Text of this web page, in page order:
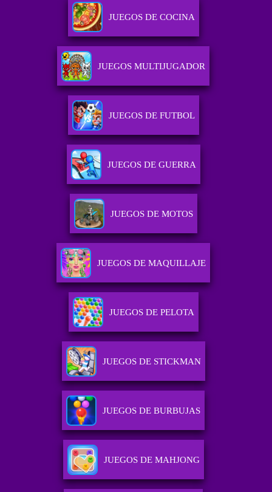
JUEGOS DE COCINA
JUEGOS MULTIJUGADOR
JUEGOS DE FUTBOL
JUEGOS DE GUERRA
JUEGOS DE MOTOS
JUEGOS DE MAQUILLAJE
JUEGOS DE PELOTA
JUEGOS DE STICKMAN
JUEGOS DE BURBUJAS
JUEGOS DE MAHJONG